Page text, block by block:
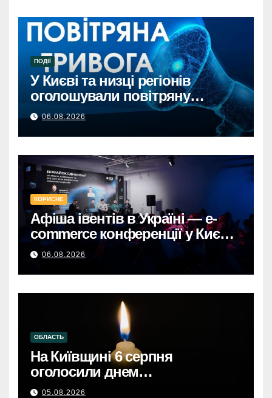
ПОДІЇ
У Києві та низці регіонів
оголошували повітряну
тривогу через загрозу
балістикиПовітряна тривога в
Києві та регіонах: загроза
балістичної атаки.
06.08.2026
КОРИСНЕ
Афіша івентів в Україні — e-
commerce конференції у Києві,
що формують майбутнє
06.08.2026
ОБЛАСТЬ
На Київщині 6 серпня
оголосили днем
жалобиКиївщина в жалобі: 6
05.08.2026